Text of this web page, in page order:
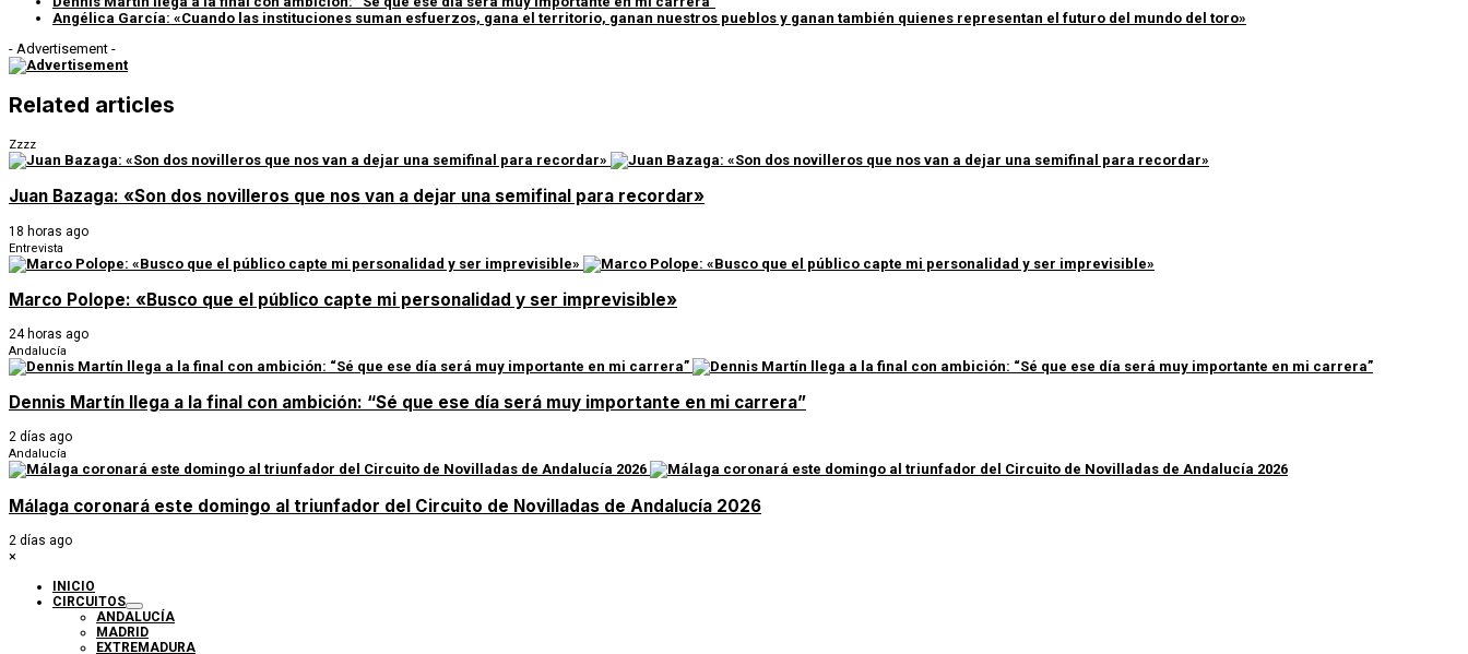
Angélica García: «Cuando las instituciones suman esfuerzos, gana el territorio, ganan nuestros pueblos y ganan también quienes representan el futuro del mundo del toro»
- Advertisement -
Related articles
Zzzz
Juan Bazaga: «Son dos novilleros que nos van a dejar una semifinal para recordar»
18 horas ago
Entrevista
Marco Polope: «Busco que el público capte mi personalidad y ser imprevisible»
24 horas ago
Andalucía
Dennis Martín llega a la final con ambición: “Sé que ese día será muy importante en mi carrera”
2 días ago
Andalucía
Málaga coronará este domingo al triunfador del Circuito de Novilladas de Andalucía 2026
2 días ago
×
INICIO
CIRCUITOS
ANDALUCÍA
MADRID
EXTREMADURA